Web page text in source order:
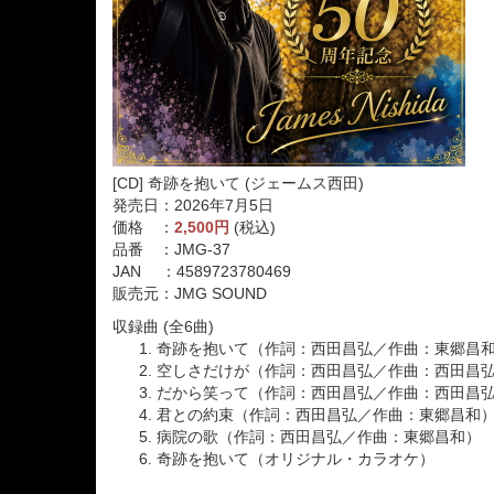
[CD] 奇跡を抱いて (ジェームス西田)
発売日：2026年7月5日
価格 ： 2,500円 (税込)
品番 ：JMG-37
JAN ：4589723780469
販売元：JMG SOUND
収録曲 (全6曲)
奇跡を抱いて（作詞：西田昌弘／作曲：東郷昌和
空しさだけが（作詞：西田昌弘／作曲：西田昌弘
だから笑って（作詞：西田昌弘／作曲：西田昌弘
君との約束（作詞：西田昌弘／作曲：東郷昌和）
病院の歌（作詞：西田昌弘／作曲：東郷昌和）
奇跡を抱いて（オリジナル・カラオケ）